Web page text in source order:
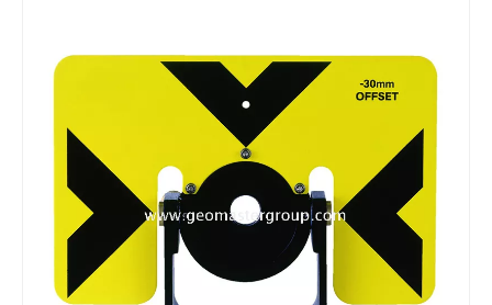
리튬 측량 배터리 올카본 로버 폴(2.2m)